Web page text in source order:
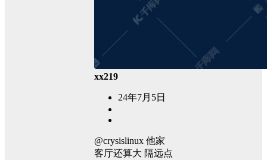
xx219
24年7月5日
@crysislinux 他家
客厅还算大 隔远点